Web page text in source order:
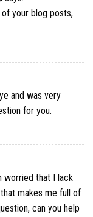
of your blog posts,
and was very
for you.
worried that I lack
makes me full of
can you help